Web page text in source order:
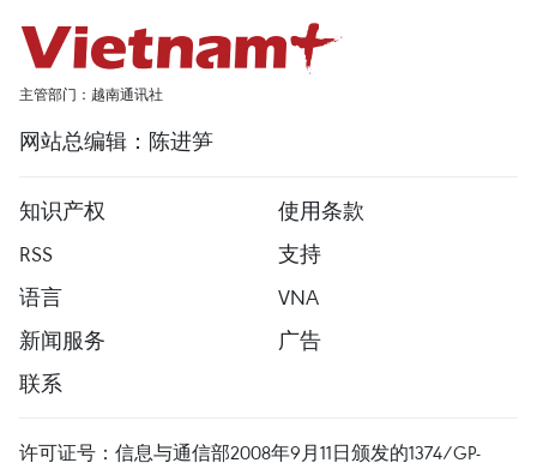
主管部门：越南通讯社
网站总编辑：陈进笋
知识产权
使用条款
RSS
支持
语言
VNA
新闻服务
广告
联系
许可证号：信息与通信部2008年9月11日颁发的1374/GP-